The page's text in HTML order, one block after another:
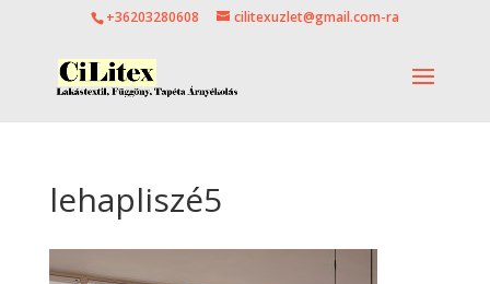
+36203280608 cilitexuzlet@gmail.com-ra
lehapliszé5